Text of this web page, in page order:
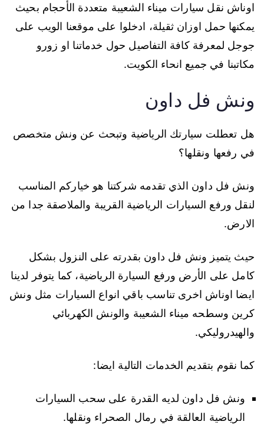
اوناش نقل سيارات ميناء الشعيبة متعددة الأحجام بحيث
يمكنها حمل اوزان ثقيلة، ادخلوا على موقعنا الويب على
جوجل لمعرفة كافة التفاصيل حول خدماتنا او زورو
مكاتبنا في جميع انحاء الكويت.
ونش فل داون
هل تعطلت سيارتك الرياضية وتبحث عن ونش متخصص
في رفعها ونقلها؟
ونش فل داون الذي تقدمه شركتنا هو خياركم المناسب
لنقل ورفع السيارات الرياضية القريبة والملاصقة جدا من
الارض.
حيث يتميز ونش فل داون بقدرته على النزول بشكل
كامل على الأرض ورفع السيارة الرياضية، كما يتوفر لدينا
ايضا اوناش اخرى تناسب باقي انواع السيارات مثل ونش
كرين وسطحه ميناء الشعيبة والونش الكهربائي
والهيدروليكي.
كما نقوم بتقديم الخدمات التالية ايضا:
ونش فل داون لديه القدرة على سحب السيارات
الرياضية العالقة في رمال الصحراء ونقلها.